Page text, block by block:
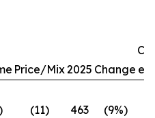
Price/Mix2025 Change
(11) 463 (9%)